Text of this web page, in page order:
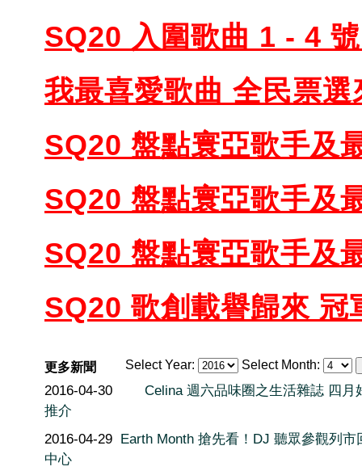
SQ20 入圍歌曲 1 - 4
我最喜愛歌曲 全民票選
SQ20 盤點寰亞歌手及
SQ20 盤點寰亞歌手及
SQ20 盤點寰亞歌手及
SQ20 歌創載譽歸來 冠
Select Year: Select Month:
更多新聞
2016-04-30
Celina 週六品味圈之生活雜誌 四月
推介
2016-04-29 Earth Month 搶先看！DJ 聽眾參觀列市
中心